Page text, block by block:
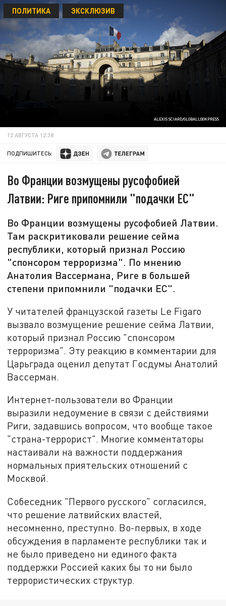
ALEXIS SCIARD/GLOBALLOOKPRESS
ПОЛИТИКА ЭКСКЛЮЗИВ
12 АВГУСТА 12:38
ПОДПИШИТЕСЬ:
Во Франции возмущены русофобией
Латвии: Риге припомнили "подачки ЕС"
Во Франции возмущены русофобией Латвии.
Там раскритиковали решение сейма
республики, который признал Россию
"спонсором терроризма". По мнению
Анатолия Вассермана, Риге в большей
степени припомнили "подачки ЕС".
У читателей французской газеты Le Figaro
вызвало возмущение решение сейма Латвии,
который признал Россию "спонсором
терроризма". Эту реакцию в комментарии для
Царьграда оценил депутат Госдумы Анатолий
Вассерман.
Интернет-пользователи во Франции
выразили недоумение в связи с действиями
Риги, задавшись вопросом, что вообще такое
"страна-террорист". Многие комментаторы
настаивали на важности поддержания
нормальных приятельских отношений с
Москвой.
Собеседник "Первого русского" согласился,
что решение латвийских властей,
несомненно, преступно. Во-первых, в ходе
обсуждения в парламенте республики так и
не было приведено ни единого факта
поддержки Россией каких бы то ни было
террористических структур.